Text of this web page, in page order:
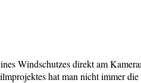
Windschutzes direkt am
hat man nicht immer